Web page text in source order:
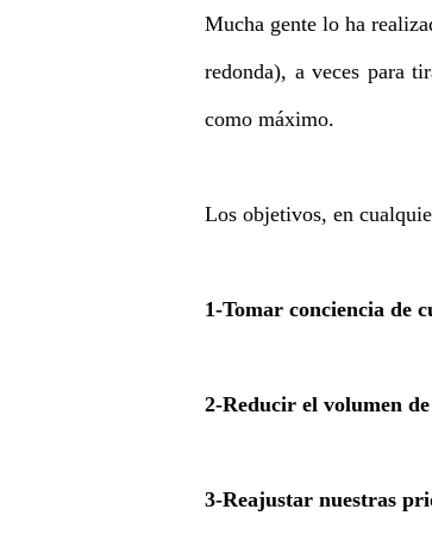
Mucha gente lo ha
redonda), a veces para
como máximo.
Los objetivos, en
1-Tomar conciencia de
2-Reducir el volumen
3-Reajustar nuestras